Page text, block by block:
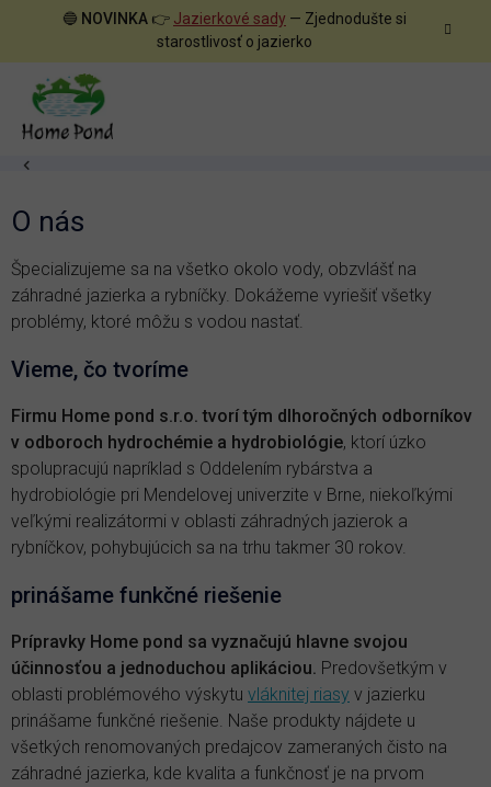
🔵 NOVINKA 👉 Jazierkové sady — Zjednodušte si
starostlivosť o jazierko
O nás
Špecializujeme sa na všetko okolo vody, obzvlášť na
záhradné jazierka a rybníčky. Dokážeme vyriešiť všetky
problémy, ktoré môžu s vodou nastať.
Vieme, čo tvoríme
Firmu Home pond s.r.o. tvorí tým dlhoročných odborníkov
v odboroch hydrochémie a hydrobiológie, ktorí úzko
spolupracujú napríklad s Oddelením rybárstva a
hydrobiológie pri Mendelovej univerzite v Brne, niekoľkými
veľkými realizátormi v oblasti záhradných jazierok a
rybníčkov, pohybujúcich sa na trhu takmer 30 rokov.
prinášame funkčné riešenie
Prípravky Home pond sa vyznačujú hlavne svojou
účinnosťou a jednoduchou aplikáciou. Predovšetkým v
oblasti problémového výskytu vláknitej riasy v jazierku
prinášame funkčné riešenie. Naše produkty nájdete u
všetkých renomovaných predajcov zameraných čisto na
záhradné jazierka, kde kvalita a funkčnosť je na prvom